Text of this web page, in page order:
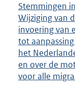
Stemmingen
Wijziging van
invoering van
tot
het
en over de
voor alle